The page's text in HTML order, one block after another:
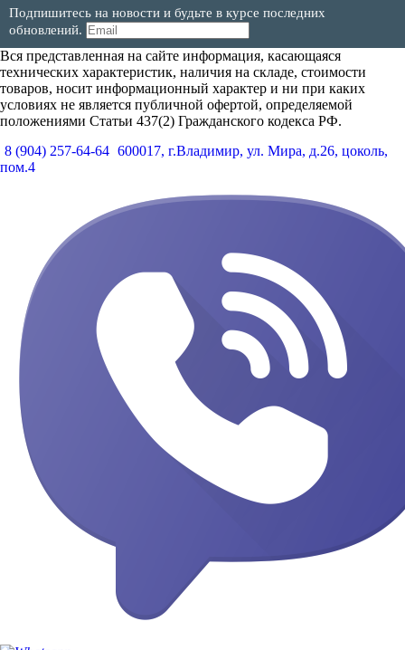
Подпишитесь на новости и будьте в курсе последних
обновлений.
Вся представленная на сайте информация, касающаяся
технических характеристик, наличия на складе, стоимости
товаров, носит информационный характер и ни при каких
условиях не является публичной офертой, определяемой
положениями Статьи 437(2) Гражданского кодекса РФ.
8 (904) 257-64-64 600017, г.Владимир, ул. Мира, д.26, цоколь,
пом.4